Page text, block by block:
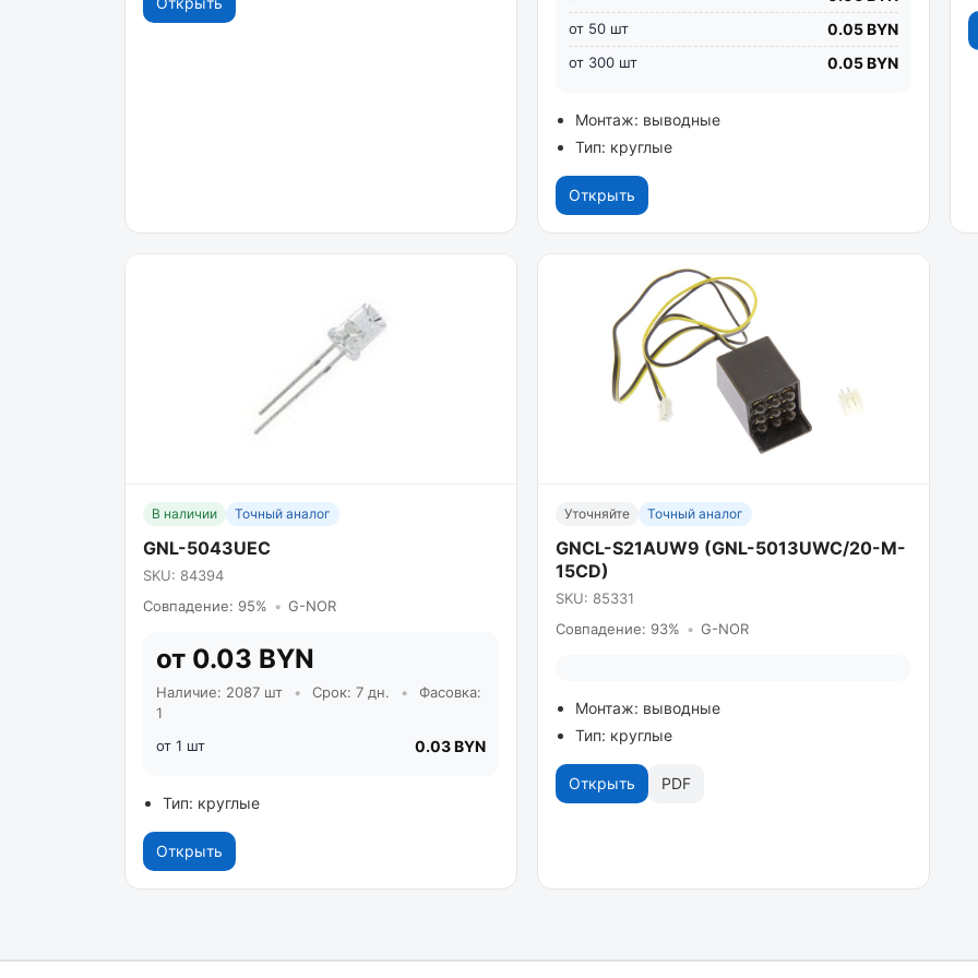
от 50 шт 0.05 BYN
от 300 шт 0.05 BYN
Монтаж: выводные
Тип: круглые
Открыть
В наличии Точный аналог
GNL-5043UEC
SKU: 84394
Совпадение: 95% • G-NOR
от 0.03 BYN
Наличие: 2087 шт • Срок: 7 дн. •
Фасовка:
1
от 1 шт
0.03 BYN
Тип: круглые
Открыть
Уточняйте Точный аналог
GNCL-S21AUW9 (GNL-5013UWC/20-M-
15CD)
SKU: 85331
Совпадение: 93% • G-NOR
Монтаж: выводные
Тип: круглые
Открыть PDF